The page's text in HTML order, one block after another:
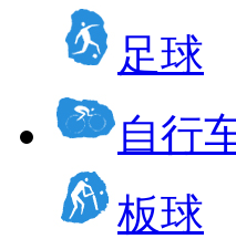
足球
自行
板球